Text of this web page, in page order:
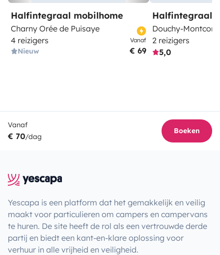
Halfintegraal mobilhome
Charny Orée de Puisaye
4 reizigers
Nieuw
Vanaf
€ 69
Halfintegraal
Douchy-
2 reizigers
5,0
Vanaf
€ 70/dag
Boeken
Yescapa is een platform dat het gemakkelijk en veilig
maakt voor particulieren om campers en campervans
te huren. De site heeft de rol als een vertrouwde derde
partij en biedt een kant-en-klare oplossing voor
verhuur in alle vrijheid en veiligheid.